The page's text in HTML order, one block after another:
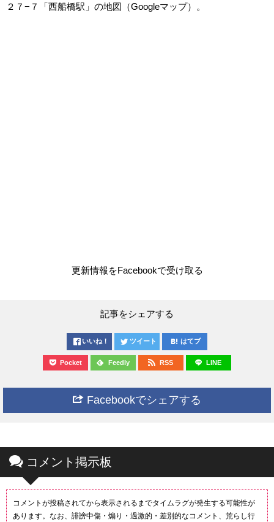
２７−７「西船橋駅」の地図（Googleマップ）。
更新情報をFacebookで受け取る
記事をシェアする
いいね！ ツイート はてブ
Pocket Feedly RSS LINE
Facebookでシェアする
コメント掲示板
コメントが投稿されてから表示されるまでタイムラグが発生する可能性が
あります。なお、誹謗中傷・煽り・過激的・差別的なコメント、荒らし行